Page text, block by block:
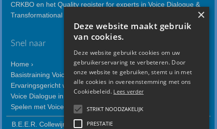
CRKBO en het Quality register for experts in Voice Dialogue &
Transformational Psychology.
Snel naar
Home ›
Basistraining Voice Dialogue ›
Ervaringsgericht werken met Voice Dialogue ›
Voice Dialogue in relaties ›
Spelen met Voice Dialogue ›
B.E.E.R. Collewijn / Mulder Opleidingen ・ Lauriergracht 103-G
×
Deze website maakt gebruik
van cookies.
Deze website gebruikt cookies om uw
gebruikerservaring te verbeteren. Door
onze website te gebruiken, stemt u in met
alle cookies in overeenstemming met ons
Cookiebeleid. Lees verder
STRIKT NOODZAKELIJK
PRESTATIE